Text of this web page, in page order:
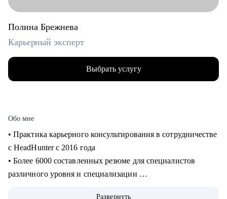
Полина Брежнева
Карьерный эксперт
Выбрать услугу
Обо мне
• Практика карьерного консультирования в сотрудничестве
с HeadHunter с 2016 года
• Более 6000 составленных резюме для специалистов
различного уровня и специализации
Развернуть